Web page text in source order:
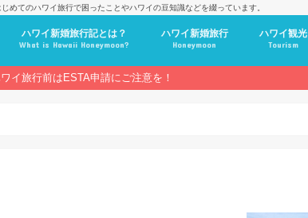
めてのハワイ旅行で困ったことやハワイの豆知識などを綴っています。
ハワイ新婚旅行記とは？
What is Hawaii Honeymoon?
ハワイ新婚旅行
Honeymoon
ハワイ観光
Tourism
イ旅行前はESTA申請にご注意を！